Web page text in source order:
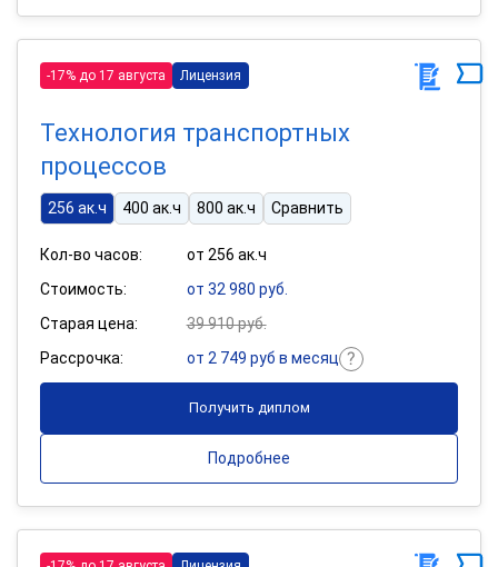
-17% до 17 августа Лицензия
Технология транспортных
процессов
256 ак.ч 400 ак.ч 800 ак.ч Сравнить
Кол-во часов:
от 256 ак.ч
Стоимость:
от 32 980 руб.
Старая цена:
39 910 руб.
Рассрочка:
от 2 749 руб в месяц
Получить диплом
Подробнее